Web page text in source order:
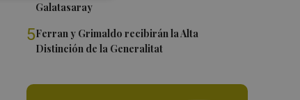
Galatasaray
5Ferran y Grimaldo recibirán la Alta
Distinción de la Generalitat